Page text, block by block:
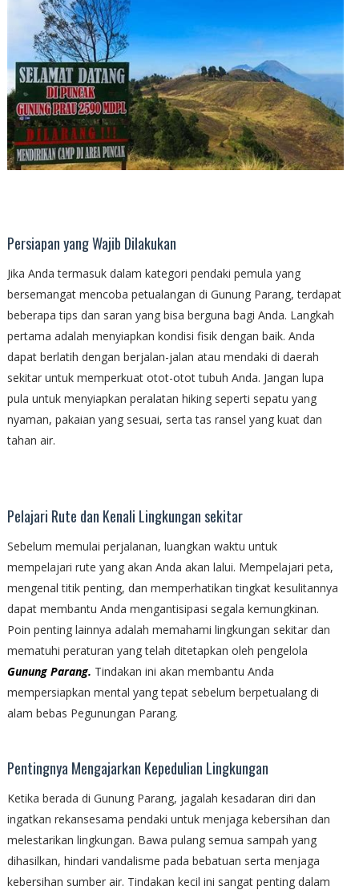
Persiapan yang Wajib Dilakukan
Jika Anda termasuk dalam kategori pendaki pemula yang
bersemangat mencoba petualangan di Gunung Parang, terdapat
beberapa tips dan saran yang bisa berguna bagi Anda. Langkah
pertama adalah menyiapkan kondisi fisik dengan baik. Anda
dapat berlatih dengan berjalan-jalan atau mendaki di daerah
sekitar untuk memperkuat otot-otot tubuh Anda. Jangan lupa
pula untuk menyiapkan peralatan hiking seperti sepatu yang
nyaman, pakaian yang sesuai, serta tas ransel yang kuat dan
tahan air.
Pelajari Rute dan Kenali Lingkungan sekitar
Sebelum memulai perjalanan, luangkan waktu untuk
mempelajari rute yang akan Anda akan lalui. Mempelajari peta,
mengenal titik penting, dan memperhatikan tingkat kesulitannya
dapat membantu Anda mengantisipasi segala kemungkinan.
Poin penting lainnya adalah memahami lingkungan sekitar dan
mematuhi peraturan yang telah ditetapkan oleh pengelola
Gunung Parang. Tindakan ini akan membantu Anda
mempersiapkan mental yang tepat sebelum berpetualang di
alam bebas Pegunungan Parang.
Pentingnya Mengajarkan Kepedulian Lingkungan
Ketika berada di Gunung Parang, jagalah kesadaran diri dan
ingatkan rekansesama pendaki untuk menjaga kebersihan dan
melestarikan lingkungan. Bawa pulang semua sampah yang
dihasilkan, hindari vandalisme pada bebatuan serta menjaga
kebersihan sumber air. Tindakan kecil ini sangat penting dalam